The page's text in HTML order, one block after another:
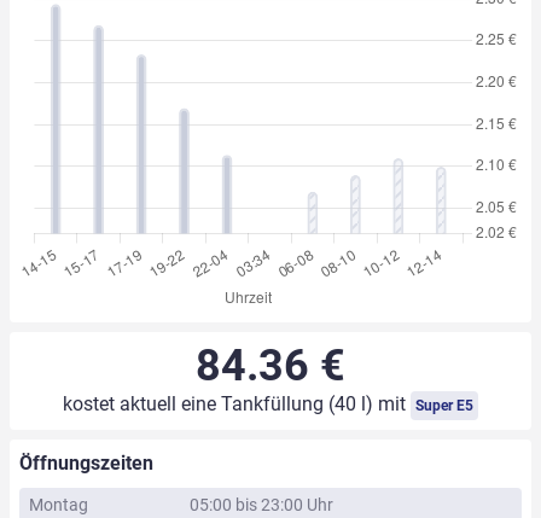
84.36 €
kostet aktuell eine Tankfüllung (40 l) mit Super E5
Öffnungszeiten
Montag 05:00 bis 23:00 Uhr